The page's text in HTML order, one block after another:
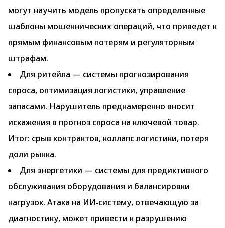
могут научить модель пропускать определенные
шаблоны мошеннических операций, что приведет к
прямым финансовым потерям и регуляторным
штрафам.
Для ритейла — системы прогнозирования
спроса, оптимизация логистики, управление
запасами. Нарушитель преднамеренно вносит
искажения в прогноз спроса на ключевой товар.
Итог: срыв контрактов, коллапс логистики, потеря
доли рынка.
Для энергетики — системы для предиктивного
обслуживания оборудования и балансировки
нагрузок. Атака на ИИ‑систему, отвечающую за
диагностику, может привести к разрушению